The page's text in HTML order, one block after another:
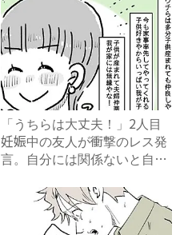
「うちらは大丈夫！」2人目
妊娠中の友人が衝撃のレス発
言。自分には関係ないと自信